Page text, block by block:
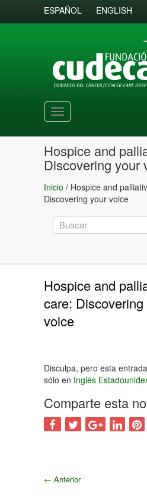
ESPAÑOL ENGLISH
Toggle
navigation
Hospice and
Discovering your
Inicio / Hospice and
Discovering your voice
Hospice and
care:
voice
Disculpa, pero esta
sólo en Inglés
Comparte esta
← Anterior